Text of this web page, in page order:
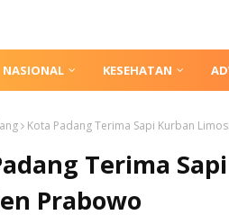
NASIONAL KESEHATAN
Kota Padang Terima Sapi Kurban
Terima
Prabowo